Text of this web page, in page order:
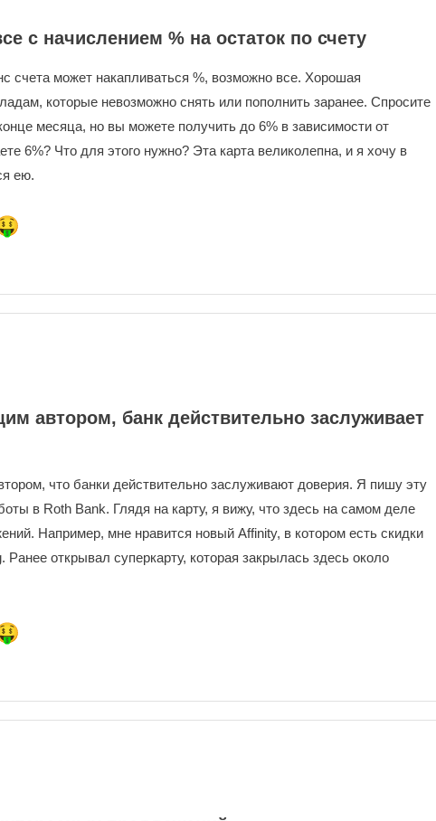
с начислением % на остаток по счету
счета может накапливаться %, возможно все. Хорошая
которые невозможно снять или пополнить заранее. Спросите
месяца, но вы можете получить до 6% в зависимости от
6%? Что для этого нужно? Эта карта великолепна, и я хочу в
ею.
автором, банк действительно заслуживает
что банки действительно заслуживают доверия. Я пишу эту
в Roth Bank. Глядя на карту, я вижу, что здесь на самом деле
Например, мне нравится новый Affinity, в котором есть скидки
Ранее открывал суперкарту, которая закрылась здесь около